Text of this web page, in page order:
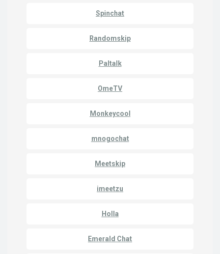
Spinchat
Randomskip
Paltalk
OmeTV
Monkeycool
mnogochat
Meetskip
imeetzu
Holla
Emerald Chat